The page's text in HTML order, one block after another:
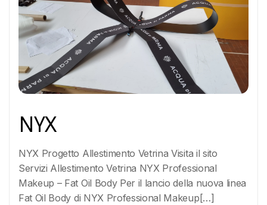
DIETRO LE
QUINTE
COSA
FACCIAMO
PORTFOLIO
CONTATTI
NYX
NYX Progetto Allestimento Vetrina Visita il sito
Servizi Allestimento Vetrina NYX Professional
Makeup – Fat Oil Body Per il lancio della nuova linea
Fat Oil Body di NYX Professional Makeup[…]